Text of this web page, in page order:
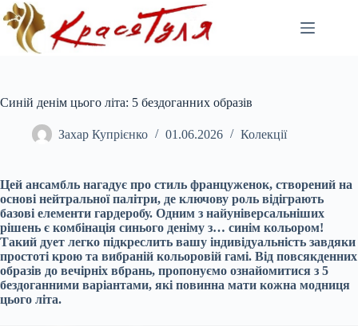
Перейти
до
вмісту
Синій денім цього літа: 5 бездоганних образів
Захар Купрієнко 01.06.2026 Колекції
Цей ансамбль нагадує про стиль француженок, створений на
основі нейтральної палітри, де ключову роль відіграють
базові елементи гардеробу. Одним з найуніверсальніших
рішень є комбінація синього деніму з… синім кольором!
Такий дует легко підкреслить вашу індивідуальність завдяки
простоті крою та вибраній кольоровій гамі. Від повсякденних
образів до вечірніх вбрань, пропонуємо ознайомитися з 5
бездоганними варіантами, які повинна мати кожна модниця
цього літа.